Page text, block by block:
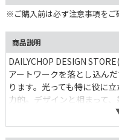
※ご購入前は必ず注意事項をご
商品説明
DAILYCHOP DESIGN
アートワークを落とし込ん
ります。光っても特に役に
力的。デザインと相まって
ドアシーンや洗面所のうが
チック製で、スタッキング